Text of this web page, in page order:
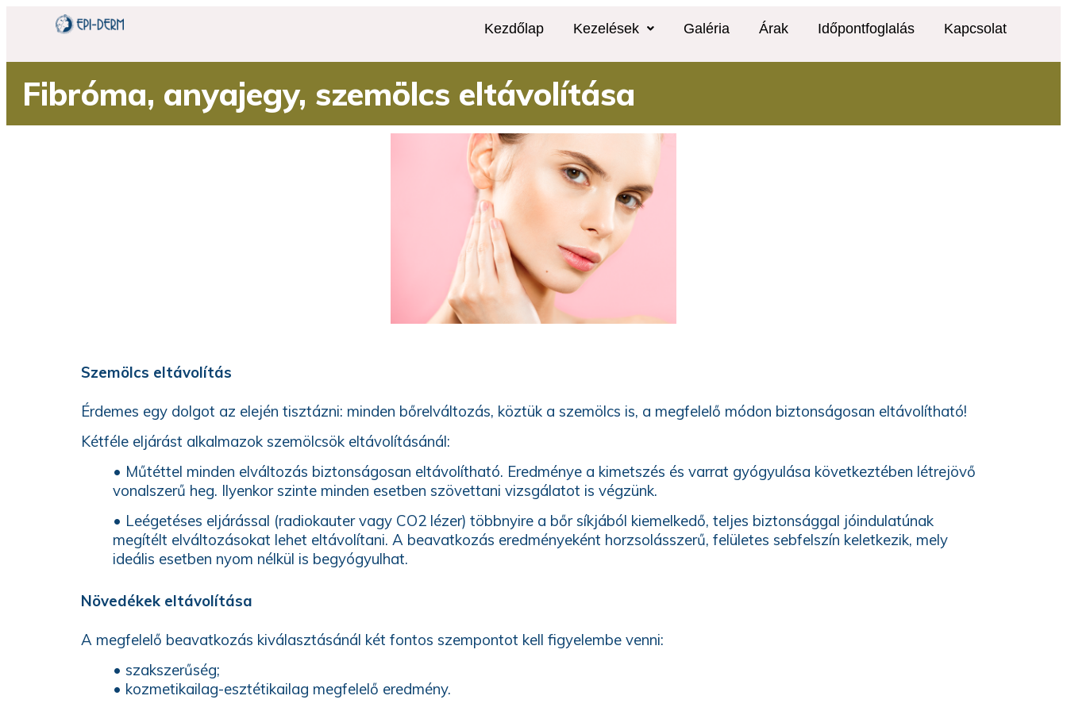
Kezdőlap Kezelések Galéria Árak Időpontfoglalás Kapcsolat
Fibróma, anyajegy, szemölcs eltávolítása
Szemölcs eltávolítás
Érdemes egy dolgot az elején tisztázni: minden bőrelváltozás, köztük a szemölcs is, a megfelelő módon biztonságosan eltávolítható!
Kétféle eljárást alkalmazok szemölcsök eltávolításánál:
• Műtéttel minden elváltozás biztonságosan eltávolítható. Eredménye a kimetszés és varrat gyógyulása következtében létrejövő
vonalszerű heg. Ilyenkor szinte minden esetben szövettani vizsgálatot is végzünk.
• Leégetéses eljárással (radiokauter vagy CO2 lézer) többnyire a bőr síkjából kiemelkedő, teljes biztonsággal jóindulatúnak
megítélt elváltozásokat lehet eltávolítani. A beavatkozás eredményeként horzsolásszerű, felületes sebfelszín keletkezik, mely
ideális esetben nyom nélkül is begyógyulhat.
Növedékek eltávolítása
A megfelelő beavatkozás kiválasztásánál két fontos szempontot kell figyelembe venni:
• szakszerűség;
• kozmetikailag-esztétikailag megfelelő eredmény.